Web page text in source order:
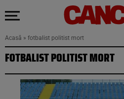
Acasă » fotbalist politist mort
FOTBALIST POLITIST MORT